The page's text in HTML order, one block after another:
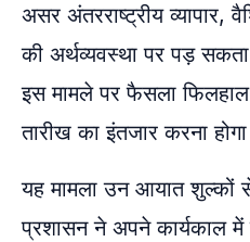
असर अंतरराष्ट्रीय व्यापार,
की अर्थव्यवस्था पर पड़
इस मामले पर फैसला
तारीख का इंतजार करना
यह मामला उन आयात शुल्कों
प्रशासन ने अपने कार्यकाल में